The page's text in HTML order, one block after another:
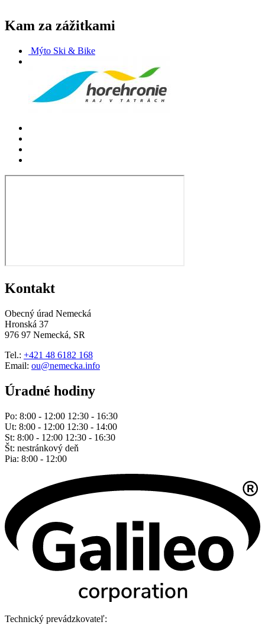
Kam za zážitkami
Mýto Ski & Bike
Kontakt
Obecný úrad Nemecká
Hronská 37
976 97 Nemecká, SR
Tel.: +421 48 6182 168
Email: ou@nemecka.info
Úradné hodiny
Po: 8:00 - 12:00 12:30 - 16:30
Ut: 8:00 - 12:00 12:30 - 14:00
St: 8:00 - 12:00 12:30 - 16:30
Št: nestránkový deň
Pia: 8:00 - 12:00
Technický prevádzkovateľ: